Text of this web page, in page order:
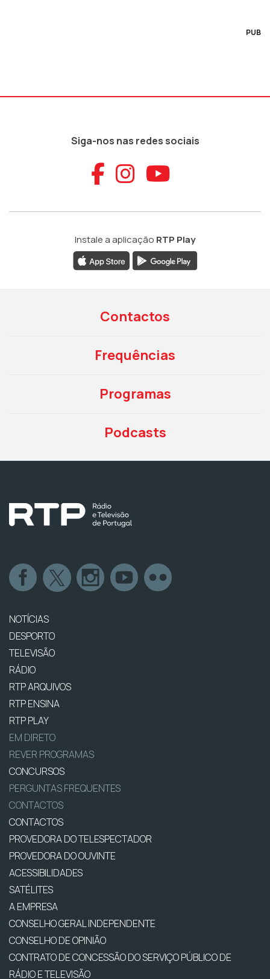
PUB
Siga-nos nas redes sociais
Aceder ao
Aceder ao
Aceder
Instale a aplicação RTP Play
Contactos
Frequências
Programas
Podcasts
NOTÍCIAS
DESPORTO
TELEVISÃO
RÁDIO
RTP ARQUIVOS
RTP ENSINA
RTP PLAY
EM DIRETO
REVER PROGRAMAS
CONCURSOS
PERGUNTAS FREQUENTES
CONTACTOS
CONTACTOS
PROVEDORA DO TELESPECTADOR
PROVEDORA DO OUVINTE
ACESSIBILIDADES
SATÉLITES
A EMPRESA
CONSELHO GERAL INDEPENDENTE
CONSELHO DE OPINIÃO
CONTRATO DE CONCESSÃO DO SERVIÇO PÚBLICO DE
RÁDIO E TELEVISÃO